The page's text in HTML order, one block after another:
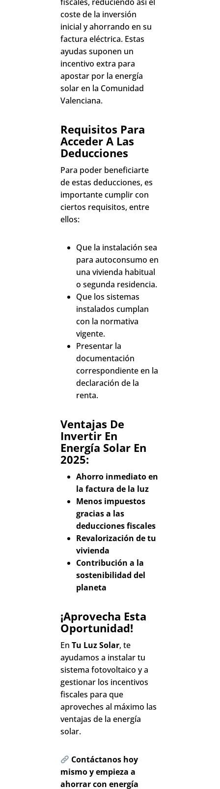
coste de la inversión
inicial y ahorrando en su
factura eléctrica. Estas
ayudas suponen un
incentivo extra para
apostar por la energía
solar en la Comunidad
Valenciana.
Requisitos Para
Acceder A Las
Deducciones
Para poder beneficiarte
de estas deducciones, es
importante cumplir con
ciertos requisitos, entre
ellos:
Que la instalación sea
para autoconsumo en
una vivienda habitual
o segunda residencia.
Que los sistemas
instalados cumplan
con la normativa
vigente.
Presentar la
documentación
correspondiente en la
declaración de la
renta.
Ventajas De
Invertir En
Energía Solar En
2025:
Ahorro inmediato en
la factura de la luz
Menos impuestos
gracias a las
deducciones fiscales
Revalorización de tu
vivienda
Contribución a la
sostenibilidad del
planeta
¡Aprovecha Esta
Oportunidad!
EnTu Luz Solar, te
ayudamos a instalar tu
sistema fotovoltaico y a
gestionar los incentivos
fiscales para que
aproveches al máximo las
ventajas de la energía
solar.
Contáctanos hoy
mismo y empieza a
ahorrar con energía